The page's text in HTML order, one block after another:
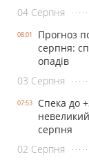
04 Серпня
08:01
Прогноз
серпня:
опадів
03 Серпня
07:53
Спека до
серпня
02 Серпня